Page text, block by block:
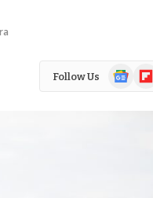
Follow Us
Google